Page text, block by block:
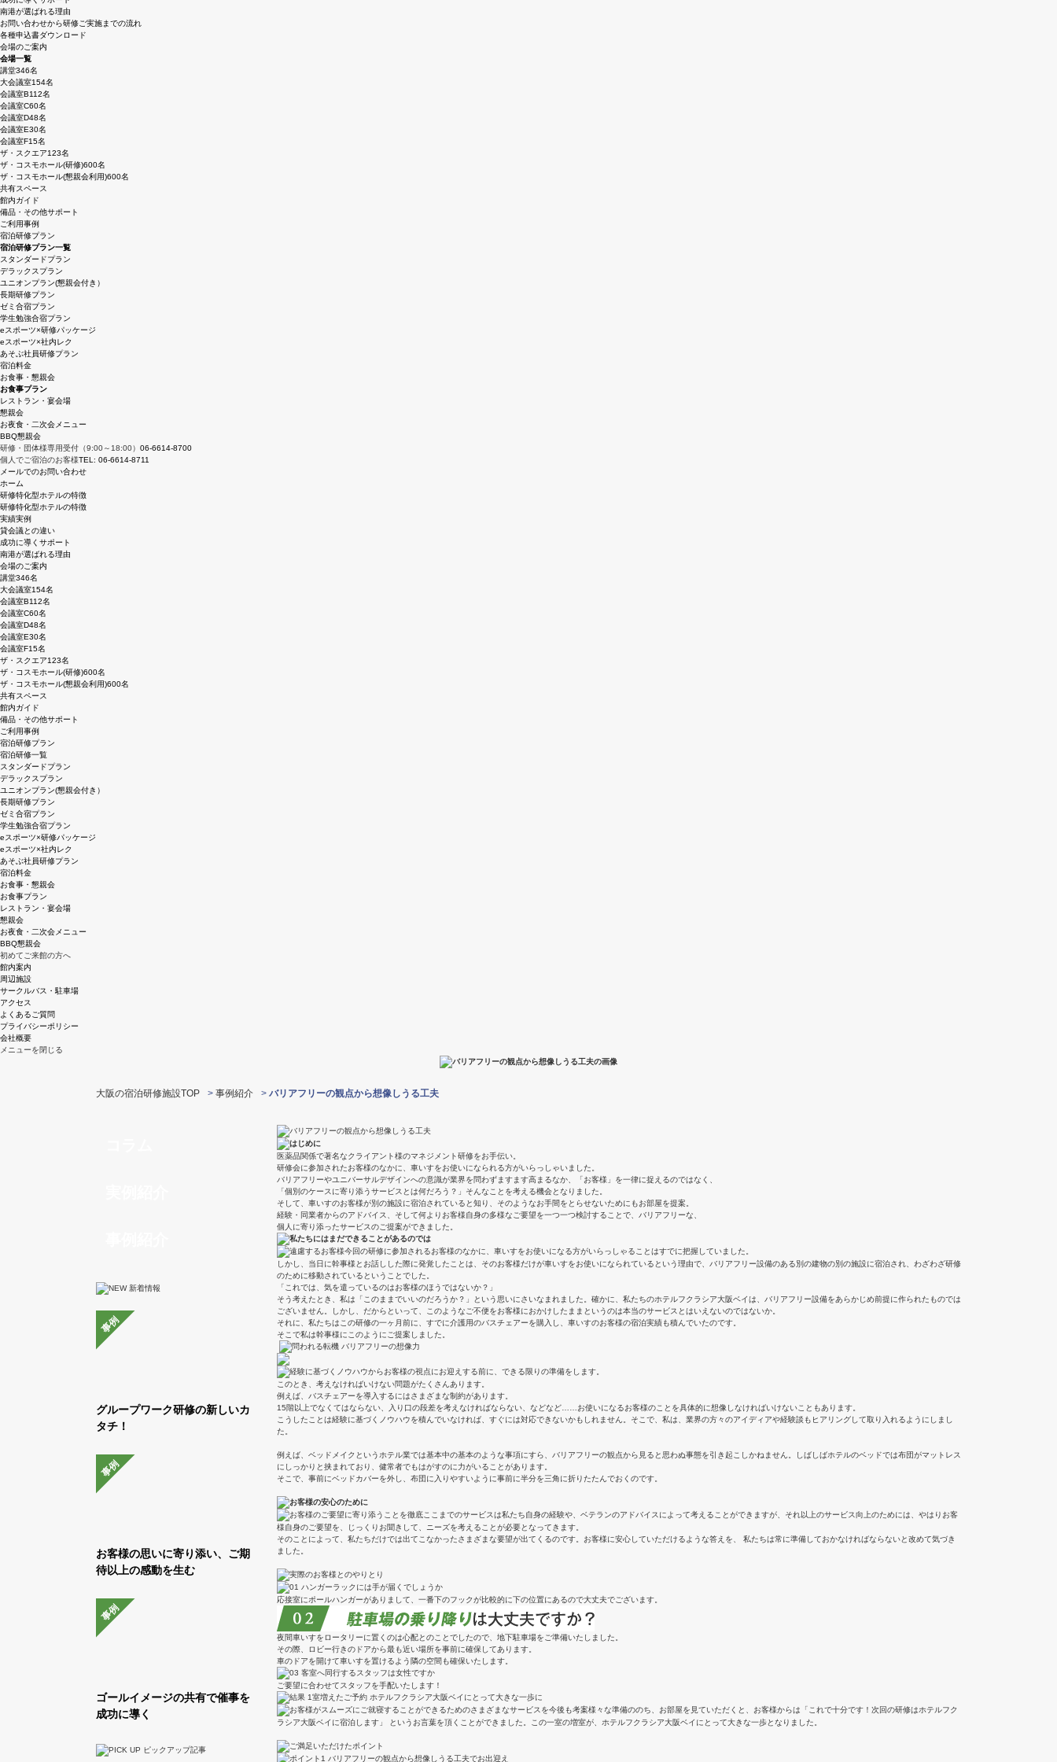
南港が選ばれる理由
お問い合わせから研修ご実施までの流れ
各種申込書ダウンロード
会場のご案内
会場一覧
講堂346名
大会議室154名
会議室B112名
会議室C60名
会議室D48名
会議室E30名
会議室F15名
ザ・スクエア123名
ザ・コスモホール(研修)600名
ザ・コスモホール(懇親会利用)600名
共有スペース
館内ガイド
備品・その他サポート
ご利用事例
宿泊研修プラン
宿泊研修プラン一覧
スタンダードプラン
デラックスプラン
ユニオンプラン(懇親会付き）
長期研修プラン
ゼミ合宿プラン
学生勉強合宿プラン
eスポーツ×研修パッケージ
eスポーツ×社内レク
あそぶ社員研修プラン
宿泊料金
お食事・懇親会
お食事プラン
レストラン・宴会場
懇親会
お夜食・二次会メニュー
BBQ懇親会
研修・団体様専用受付（9:00～18:00） 06-6614-8700
個人でご宿泊のお客様TEL: 06-6614-8711
メールでのお問い合わせ
ホーム
研修特化型ホテルの特徴
研修特化型ホテルの特徴
実績実例
貸会議との違い
成功に導くサポート
南港が選ばれる理由
会場のご案内
講堂346名
大会議室154名
会議室B112名
会議室C60名
会議室D48名
会議室E30名
会議室F15名
ザ・スクエア123名
ザ・コスモホール(研修)600名
ザ・コスモホール(懇親会利用)600名
共有スペース
館内ガイド
備品・その他サポート
ご利用事例
宿泊研修プラン
宿泊研修一覧
スタンダードプラン
デラックスプラン
ユニオンプラン(懇親会付き）
長期研修プラン
ゼミ合宿プラン
学生勉強合宿プラン
eスポーツ×研修パッケージ
eスポーツ×社内レク
あそぶ社員研修プラン
宿泊料金
お食事・懇親会
お食事プラン
レストラン・宴会場
懇親会
お夜食・二次会メニュー
BBQ懇親会
初めてご来館の方へ
館内案内
周辺施設
サークルバス・駐車場
アクセス
よくあるご質問
プライバシーポリシー
会社概要
メニューを閉じる
大阪の宿泊研修施設TOP > 事例紹介 > バリアフリーの観点から想像しうる工夫
医薬品関係で著名なクライアント様のマネジメント研修をお手伝い。
研修会に参加されたお客様のなかに、車いすをお使いになられる方がいらっしゃいました。
バリアフリーやユニバーサルデザインへの意識が業界を問わずますます高まるなか、「お客様」を一律に捉えるのではなく、
「個別のケースに寄り添うサービスとは何だろう？」そんなことを考える機会となりました。
そして、車いすのお客様が別の施設に宿泊されていると知り、そのようなお手間をとらせないためにもお部屋を提案。
経験・同業者からのアドバイス、そして何よりお客様自身の多様なご要望を一つ一つ検討することで、バリアフリーな、
個人に寄り添ったサービスのご提案ができました。
今回の研修に参加されるお客様のなかに、車いすをお使いになる方がいらっしゃることはすでに把握していました。
しかし、当日に幹事様とお話しした際に発覚したことは、そのお客様だけが車いすをお使いになられているという理由で、バリアフリー設備のある別の建物の別の施設に宿泊され、わざわざ研修
のために移動されているということでした。
「これでは、気を遣っているのはお客様のほうではないか？」
そう考えたとき、私は「このままでいいのだろうか？」という思いにさいなまれました。確かに、私たちのホテルフクラシア大阪ベイは、バリアフリー設備をあらかじめ前提に作られたものでは
ございません。しかし、だからといって、このようなご不便をお客様におかけしたままというのは本当のサービスとはいえないのではないか。
それに、私たちはこの研修の一ヶ月前に、すでに介護用のバスチェアーを購入し、車いすのお客様の宿泊実績も積んでいたのです。
そこで私は幹事様にこのようにご提案しました。
お迎えする前に、できる限りの準備をします。
このとき、考えなければいけない問題がたくさんあります。
例えば、バスチェアーを導入するにはさまざまな制約があります。
15階以上でなくてはならない、入り口の段差を考えなければならない、などなど……お使いになるお客様のことを具体的に想像しなければいけないこともあります。
こうしたことは経験に基づくノウハウを積んでいなければ、すぐには対応できないかもしれません。そこで、私は、業界の方々のアイディアや経験談もヒアリングして取り入れるようにしまし
た。
例えば、ベッドメイクというホテル業では基本中の基本のような事項にすら、バリアフリーの観点から見ると思わぬ事態を引き起こしかねません。しばしばホテルのベッドでは布団がマットレス
にしっかりと挟まれており、健常者でもはがすのに力がいることがあります。
そこで、事前にベッドカバーを外し、布団に入りやすいように事前に半分を三角に折りたたんでおくのです。
ここまでのサービスは私たち自身の経験や、ベテランのアドバイスによって考えることができますが、それ以上のサービス向上のためには、やはりお客
様自身のご要望を、じっくりお聞きして、ニーズを考えることが必要となってきます。
そのことによって、私たちだけでは出てこなかったさまざまな要望が出てくるのです。お客様に安心していただけるような答えを、 私たちは常に準備しておかなければならないと改めて気づき
ました。
応接室にポールハンガーがありまして、一番下のフックが比較的に下の位置にあるので大丈夫でございます。
夜間車いすをロータリーに置くのは心配とのことでしたので、地下駐車場をご準備いたしました。
その際、ロビー行きのドアから最も近い場所を事前に確保してあります。
車のドアを開けて車いすを置けるよう隣の空間も確保いたします。
ご要望に合わせてスタッフを手配いたします！
様々な準備ののち、お部屋を見ていただくと、お客様からは「これで十分です！次回の研修はホテルフク
ラシア大阪ベイに宿泊します」 というお言葉を頂くことができました。この一室の増室が、ホテルフクラシア大阪ベイにとって大きな一歩となりました。
事例
グループワーク研修の新しいカ
タチ！
事例
お客様の思いに寄り添い、ご期
待以上の感動を生む
事例
ゴールイメージの共有で催事を
成功に導く